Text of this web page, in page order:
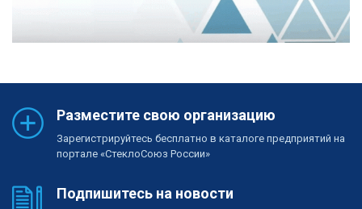
Разместите свою организацию
Зарегистрируйтесь бесплатно в каталоге предприятий на
портале «СтеклоСоюз России»
Подпишитесь на новости